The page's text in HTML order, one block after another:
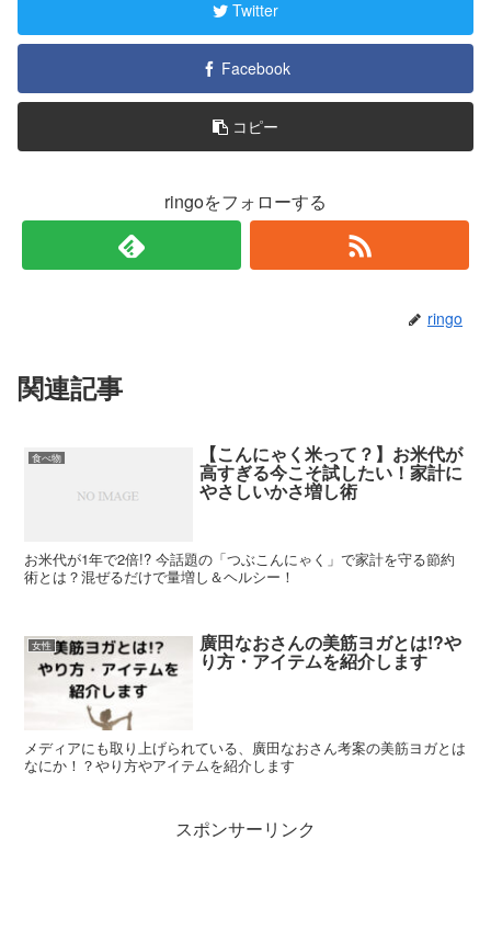
Twitter
Facebook
コピー
ringoをフォローする
ringo
関連記事
食べ物 【こんにゃく米って？】お米代が
高すぎる今こそ試したい！家計に
やさしいかさ増し術
お米代が1年で2倍!? 今話題の「つぶこんにゃく」で家計を守る節約
術とは？混ぜるだけで量増し＆ヘルシー！
女性 廣田なおさんの美筋ヨガとは!?や
り方・アイテムを紹介します
メディアにも取り上げられている、廣田なおさん考案の美筋ヨガとは
なにか！？やり方やアイテムを紹介します
スポンサーリンク